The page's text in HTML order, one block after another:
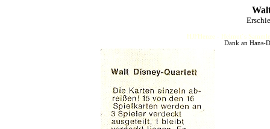
HJFHenze - Helmut´s
Dank an Hans-